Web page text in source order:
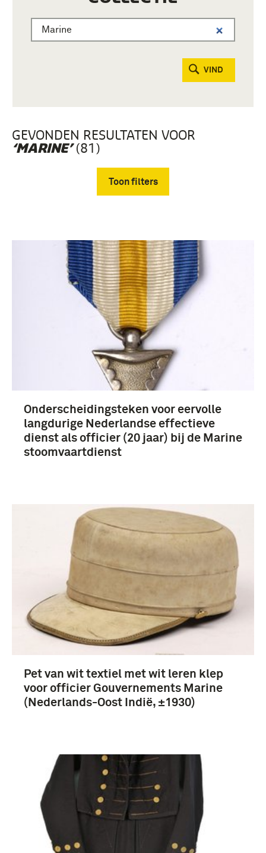
VIND
GEVONDEN RESULTATEN VOOR
‘MARINE’(81)
Toon filters
Officier (81)
Marine (?) (63)
leger (11)
Nederland (44)
Onderscheidingsteken voor eervolle
langdurige Nederlandse effectieve
dienst als officier (20 jaar) bij de Marine
stoomvaartdienst
Pet van wit textiel met wit leren klep
voor officier Gouvernements Marine
(Nederlands-Oost Indië, ±1930)